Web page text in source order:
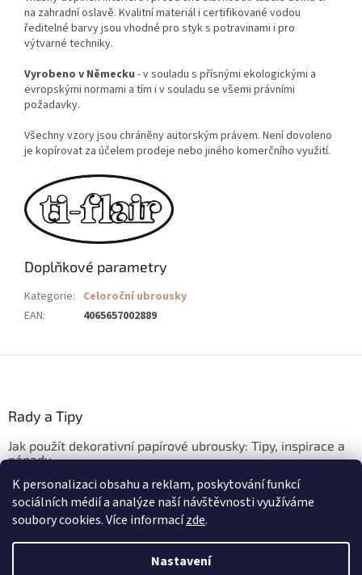
K personalizaci obsahu a reklam, poskytování funkcí
sociálních médií a analýze naší návštěvnosti využíváme
soubory cookies. Více informacízde.
Nastavení
na zahradní oslavě. Kvalitní materiál i certifikované vodou
ředitelné barvy jsou vhodné pro styk s potravinami i pro
výtvarné techniky.
Vyrobeno v Německu - v souladu s přísnými ekologickými a
evropskými normami a tím i v souladu se všemi právními
požadavky.
Všechny vzory jsou chráněny autorským právem. Není dovoleno
je kopírovat za účelem prodeje nebo jiného komerčního využití.
Doplňkové parametry
Kategorie: Celoroční ubrousky
EAN: 4065657002889
Rady a Tipy
Jak použít dekorativní papírové ubrousky: Tipy, inspirace a
nápady
3.3.2026